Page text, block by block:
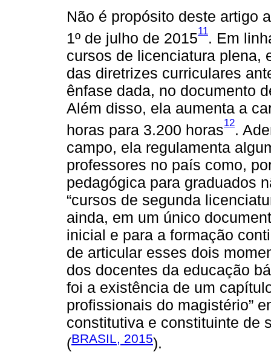
Não é propósito deste artigo
1º de julho de 201511. Em
cursos de licenciatura plena,
das diretrizes curriculares
ênfase dada, no documento
Além disso, ela aumenta a
horas para 3.200 horas12.
campo, ela regulamenta
professores no país como,
pedagógica para graduados
“cursos de segunda
ainda, em um único
inicial e para a formação
de articular esses dois
dos docentes da educação
foi a existência de um
profissionais do magistério”
constitutiva e constituinte de
(BRASIL, 2015).